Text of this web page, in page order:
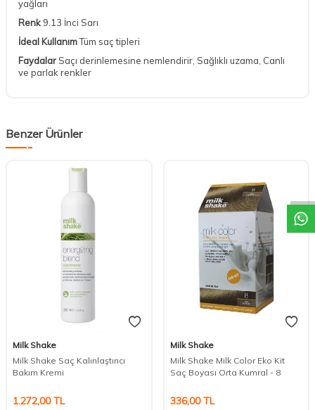
yağları
Renk 9.13 İnci Sarı
İdeal KullanımTüm saç tipleri
Faydalar Saçı derinlemesine nemlendirir, Sağlıklı uzama, Canlı
ve parlak renkler
Benzer Ürünler
Milk Shake
Milk Shake Saç Kalınlaştırıcı
Bakım Kremi
1.272,00TL
Milk Shake
Milk Shake Milk Color Eko Kit
Saç Boyası Orta Kumral - 8
336,00TL